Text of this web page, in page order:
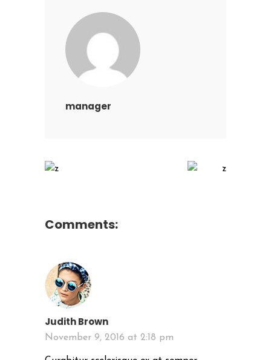
manager
Comments:
Judith Brown
November 9, 2016 at 2:18 pm